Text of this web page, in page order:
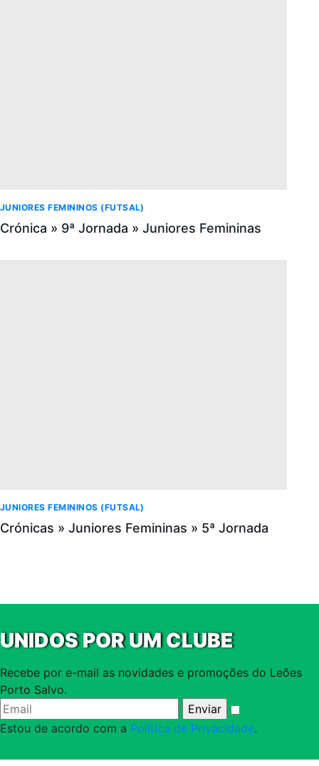
JUNIORES FEMININOS (FUTSAL)
Crónica » 9ª Jornada » Juniores Femininas
JUNIORES FEMININOS (FUTSAL)
Crónicas » Juniores Femininas » 5ª Jornada
UNIDOS POR UM CLUBE
Recebe por e-mail as novidades e promoções do Leões
Porto Salvo.
Estou de acordo com a Política de Privacidade.